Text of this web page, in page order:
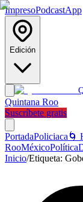
ImpresoPodcastApp
Edición
Quintana Roo
Suscríbete gratis
PortadaPoliciaca 🌀
RooMéxicoPolítica
Inicio/Etiqueta: